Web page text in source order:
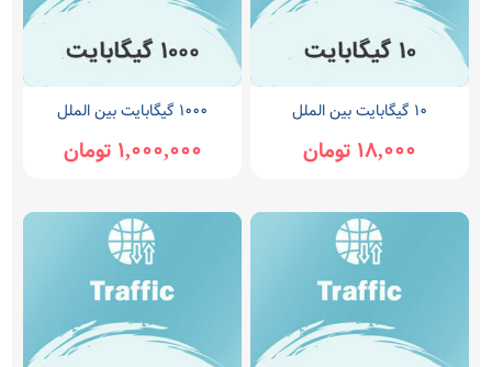
۱۰ گیگابایت بین الملل
18,000 تومان
۱۰۰۰ گیگابایت بین الملل
1,000,000 تومان